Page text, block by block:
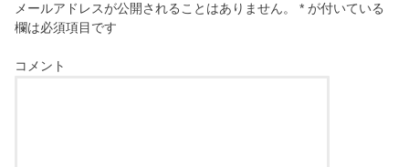
メールアドレスが公開されることはありません。 * が付いている
欄は必須項目です
コメント